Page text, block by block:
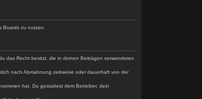
Boards zu nutzen.
das Recht besitzt, die in deinen Beiträgen verwendeten
nach Abmahnung zeitweise oder dauerhaft von der
hat. Du gestattest dem Betreiber, dein